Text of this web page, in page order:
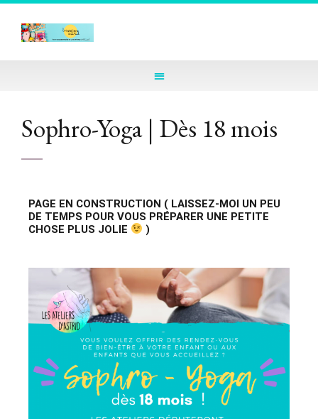
Sophro-Yoga | Dès 18 mois
PAGE EN CONSTRUCTION ( LAISSEZ-MOI UN PEU
DE TEMPS POUR VOUS PRÉPARER UNE PETITE
CHOSE PLUS JOLIE
)